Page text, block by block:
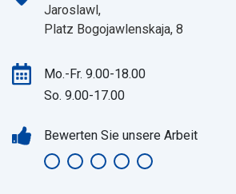
Jaroslawl,
Platz Bogojawlenskaja, 8
Mo.-Fr. 9.00-18.00
So. 9.00-17.00
Bewerten Sie unsere Arbeit